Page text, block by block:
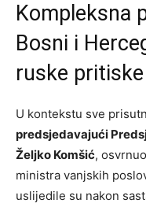
Kompleksna
Bosni i
ruske pritiske
U kontekstu sve
predsjedavajući
Željko Komšić,
ministra vanjskih
uslijedile su nakon